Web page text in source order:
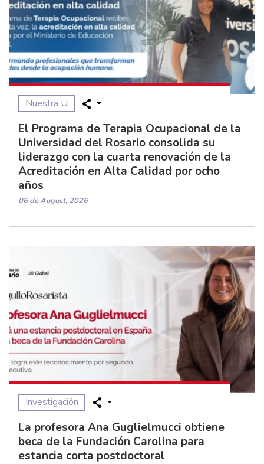
Nuestra U
El Programa de Terapia Ocupacional de la
Universidad del Rosario consolida su
liderazgo con la cuarta renovación de la
Acreditación en Alta Calidad por ocho
años
06 de August, 2026
Investigación
La profesora Ana Guglielmucci obtiene
beca de la Fundación Carolina para
estancia corta postdoctoral